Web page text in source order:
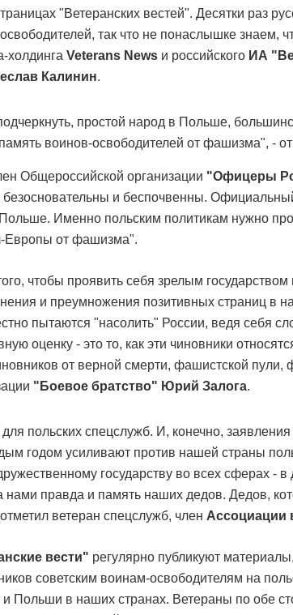
"Ветеранских вестей". Десятки раз
так что не понаслышке знаем,
холдинга Veterans News и российского ИА
Калинин.
простой народ в Польше,
воинов-освободителей от фашизма", -
Общероссийской организации "Офицеры
безосновательны и беспочвенны.
Именно польским политикам нужно
Европы от фашизма".
чтобы проявить себя зрелым
и преумножения позитивных страниц в
пытаются "насолить" России, ведя себя
оценку - это то, как эти чиновники
от верной смерти, фашистской пули,
"Боевое братство" Юрий Залога.
польских спецслужб. И, конечно,
годом усиливают против нашей страны
государству во всех сферах -
нами правда и память наших дедов. Дедов,
ветеран спецслужб, член Ассоциации
вести" регулярно публикуют
советским воинам-освободителям на
и Польши в наших странах. Ветераны по обе